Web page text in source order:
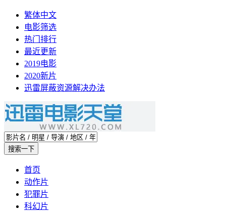
繁体中文
电影筛选
热门排行
最近更新
2019电影
2020新片
迅雷屏蔽资源解决办法
首页
动作片
犯罪片
科幻片